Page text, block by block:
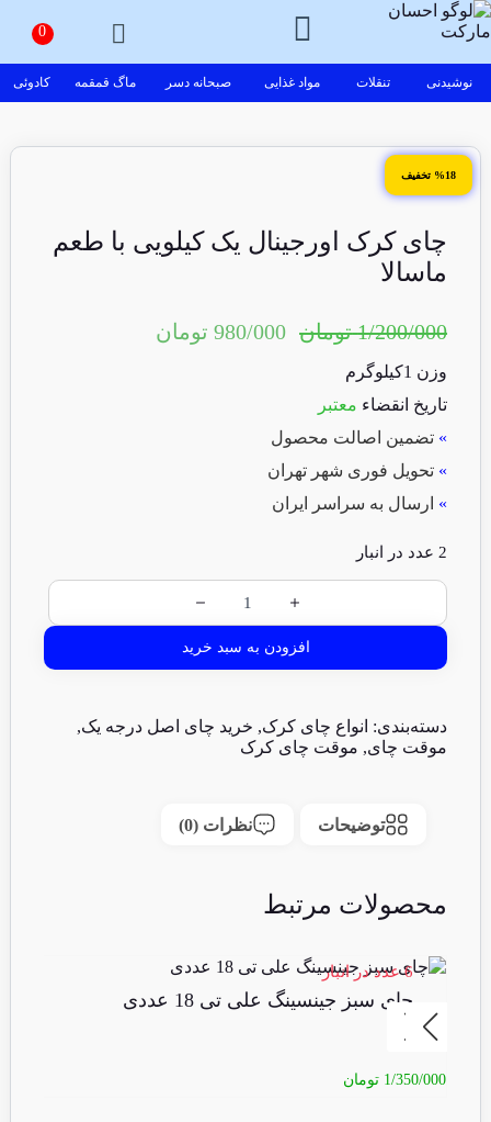
نوشیدنی تنقلات مواد غذایی صبحانه دسر ماگ قمقمه کادوئی
%18 تخفیف
چای کرک اورجینال یک کیلویی با طعم
ماسالا
1/200/000 تومان 980/000 تومان
وزن 1کیلوگرم
تاریخ انقضاء معتبر
» تضمین اصالت محصول
» تحویل فوری شهر تهران
» ارسال به سراسر ایران
2 عدد در انبار
افزودن به سبد خرید
دسته‌بندی: انواع چای کرک, خرید چای اصل درجه یک,
موقت چای, موقت چای کرک
توضیحات نظرات (0)
محصولات مرتبط
6 عدد در انبار
چای سبز جینسینگ علی تی 18 عددی
1/350/000 تومان